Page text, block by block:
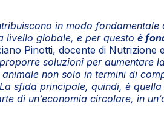
in modo fondamentale
livello globale, e per questo è
Pinotti, docente di Nutrizione
soluzioni per aumentare
non solo in termini di
sfida principale, quindi, è
di un’economia circolare, in